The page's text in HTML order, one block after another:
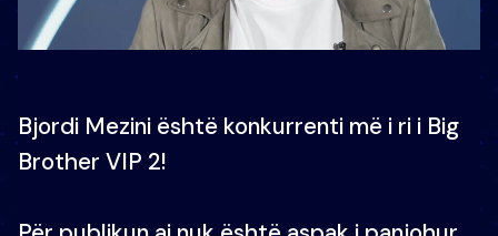
Bjordi Mezini është konkurrenti më i ri i Big
Brother VIP 2!